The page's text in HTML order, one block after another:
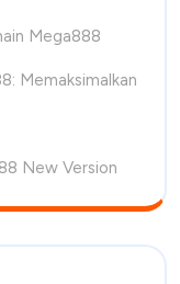
Mega888
Memaksimalkan
New Version